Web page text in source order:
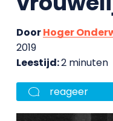
DoorHoger
2019
Leestijd:2 minuten
reageer